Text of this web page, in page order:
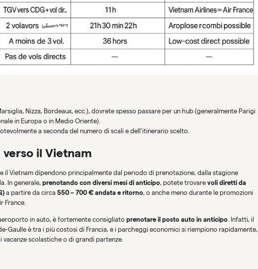
Nizza, Bordeaux, ecc.), dovrete spesso passare per un hub (generalmente Parigi
in Europa o in Medio Oriente).
a seconda del numero di scali e dell’itinerario scelto.
il Vietnam
il Vietnam dipendono principalmente dal periodo di prenotazione, dalla stagione
In generale, prenotando con diversi mesi di anticipo, potete trovare voli diretti da
a partire da circa 550 – 700 € andata e ritorno, o anche meno durante le promozioni
France.
in auto, è fortemente consigliatoprenotare il posto auto in anticipo . Infatti, il
Gaulle è tra i più costosi di Francia, e i parcheggi economici si riempiono rapidamente,
scolastiche o di grandi partenze.